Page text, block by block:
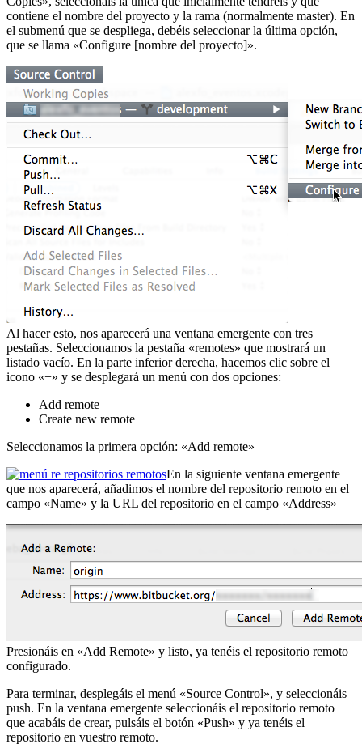
contiene el nombre del proyecto y la rama (normalmente master). En
el submenú que se despliega, debéis seleccionar la última opción,
que se llama «Configure [nombre del proyecto]».
Al hacer esto, nos aparecerá una ventana emergente con tres
pestañas. Seleccionamos la pestaña «remotes» que mostrará un
listado vacío. En la parte inferior derecha, hacemos clic sobre el
icono «+» y se desplegará un menú con dos opciones:
Add remote
Create new remote
Seleccionamos la primera opción: «Add remote»
En la siguiente ventana emergente
que nos aparecerá, añadimos el nombre del repositorio remoto en el
campo «Name» y la URL del repositorio en el campo «Address»
Presionáis en «Add Remote» y listo, ya tenéis el repositorio remoto
configurado.
Para terminar, desplegáis el menú «Source Control», y seleccionáis
push. En la ventana emergente seleccionáis el repositorio remoto
que acabáis de crear, pulsáis el botón «Push» y ya tenéis el
repositorio en vuestro remoto.